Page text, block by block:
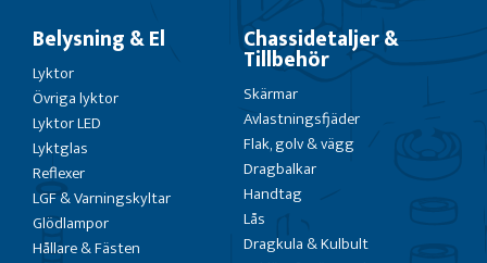
Belysning & El
Lyktor
Övriga lyktor
Lyktor LED
Lyktglas
Reflexer
LGF & Varningskyltar
Glödlampor
Hållare & Fästen
Chassidetaljer &
Tillbehör
Skärmar
Avlastningsfjäder
Flak, golv & vägg
Dragbalkar
Handtag
Lås
Dragkula & Kulbult